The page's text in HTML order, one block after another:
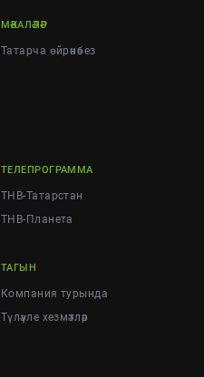
МӘКАЛӘЛӘР
Татарча өйрәнәбез
ТЕЛЕПРОГРАММА
ТНВ-Татарстан
ТНВ-Планета
ТАГЫН
Компания турында
Түләүле хезмәтләр